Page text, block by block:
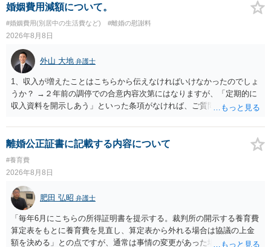
婚姻費用減額について。
#婚姻費用(別居中の生活費など) #離婚の慰謝料
2026年8月8日
外山 大地 弁護士
1、収入が増えたことはこちらから伝えなければいけなかったのでしょ
うか？ →２年前の調停での合意内容次第にはなりますが、「定期的に
収入資料を開示しあう」といった条項がなければ、ご質問者様から相
合意した場合も収入証明で算定表通りに決まりますでしょうか？ →算
定表は一つの目安に過ぎませんので、合意した希望額が算定表で算出
された金額と異なっていたとしても、合意した希望額が婚姻費用の金
額となります。
離婚公正証書に記載する内容について
#養育費
2026年8月8日
肥田 弘昭 弁護士
「毎年6月にこちらの所得証明書を提示する。裁判所の開示する養育費
算定表をもとに養育費を見直し、算定表から外れる場合は協議の上金
額を決める」との点ですが、通常は事情の変更があった場合に変更し